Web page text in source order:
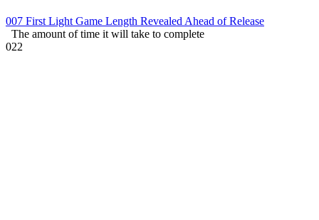
007 First Light Game Length Revealed Ahead of Release
The amount of time it will take to complete
022